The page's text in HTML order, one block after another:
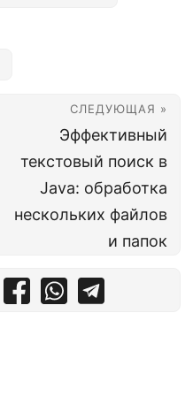
СЛЕДУЮЩАЯ »
Эффективный
текстовый поиск в
Java: обработка
нескольких файлов
и папок